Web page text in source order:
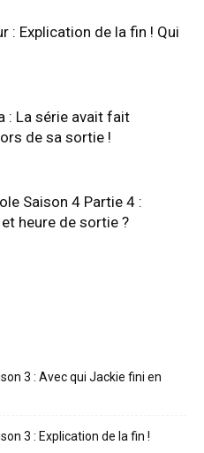
: Explication de la fin ! Qui
: La série avait fait
de sa sortie !
Saison 4 Partie 4 :
heure de sortie ?
3 : Avec qui Jackie fini en
3 : Explication de la fin !